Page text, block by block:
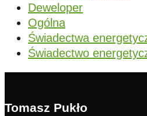
Deweloper
Ogólna
Świadectwa
Świadectwo
Tomasz Pukło